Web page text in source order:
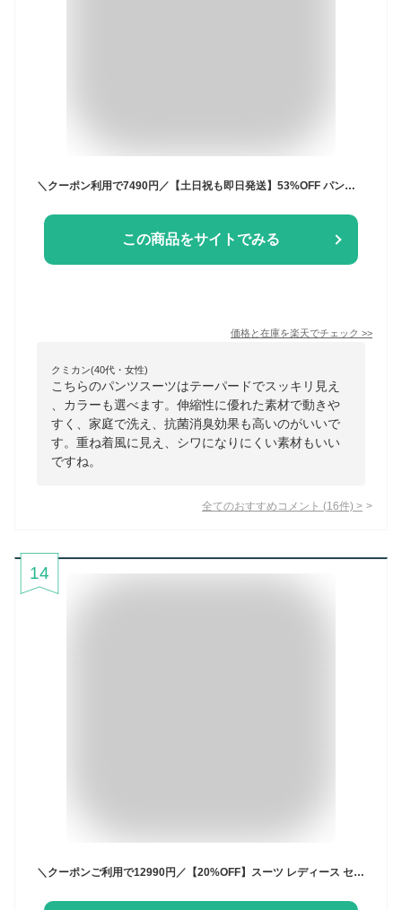
＼クーポン利用で7490円／【土日祝も即日発送】53%OFF パンツ セットアップ 入学式 ママスーツ 卒業式 スーツ 母親 入園式 卒園式 お宮参り 七五三 レディース セレモニースーツ フォーマル 黒 ネイビー カジュアル おしゃれ コーデ かっこいい 試着チケット対象
この商品をサイトでみる
価格と在庫を楽天でチェック >>
クミカン(40代・女性)
こちらのパンツスーツはテーパードでスッキリ見え
、カラーも選べます。伸縮性に優れた素材で動きや
すく、家庭で洗え、抗菌消臭効果も高いのがいいで
す。重ね着風に見え、シワになりにくい素材もいい
ですね。
全てのおすすめコメント (16件) >
14
＼クーポンご利用で12990円／【20%OFF】スーツ レディース セレモニースーツ 入学式 ママスーツ 卒業式 スーツ 母 卒園式 入園式 服装 母親 結婚式 フォーマルスーツ パンツスーツ セットアップ 大きいサイズ 30代 40代 50代 おしゃれ 試着チケット対象